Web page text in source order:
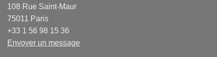
108 Rue Saint-Maur
75011 Paris
+33 1 56 98 15 36
Envoyer un message